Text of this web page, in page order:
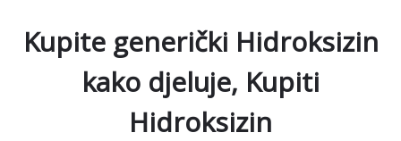
Kupite generički Hidroksizin
kako djeluje, Kupiti
Hidroksizin